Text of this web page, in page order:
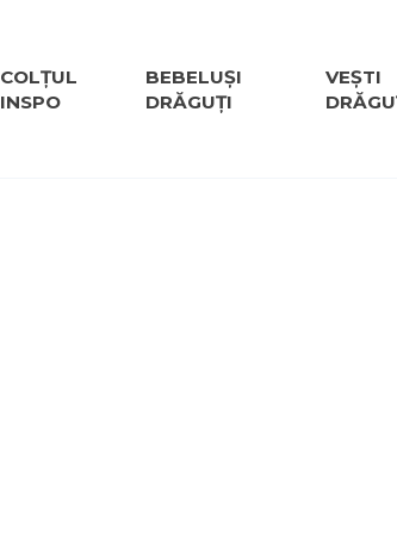
COLȚUL
INSPO
BEBELUȘI
DRĂGUȚI
VEȘTI